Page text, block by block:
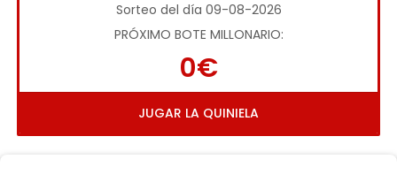
Sorteo del día 09-08-2026
PRÓXIMO BOTE MILLONARIO:
0€
JUGAR LA QUINIELA